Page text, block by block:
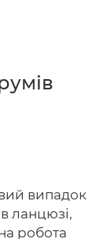
випадок
ланцюзі,
робота